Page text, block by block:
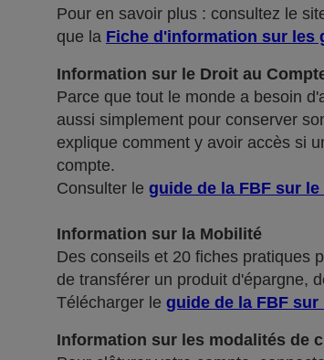
Pour en savoir plus : consultez le
que la Fiche d'information sur les
Information sur le Droit au
Parce que tout le monde a besoin
aussi simplement pour conserver
explique comment y avoir accès si
compte.
Consulter le guide de la FBF sur
Information sur la Mobilité
Des conseils et 20 fiches pratiques
de transférer un produit d'épargne,
Télécharger le guide de la FBF
Information sur les modalités de